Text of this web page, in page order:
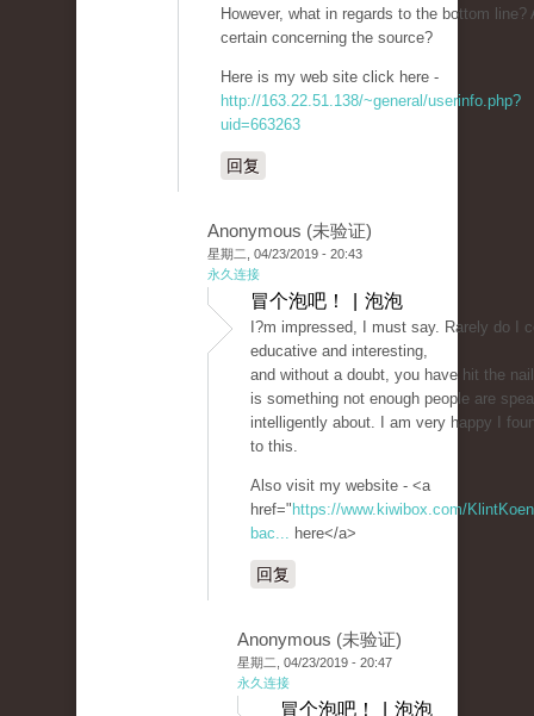
However, what in regards to the bottom line?
certain concerning the source?
Here is my web site click here -
http://163.22.51.138/~general/userinfo.php?
uid=663263
回复
Anonymous (未验证)
星期二, 04/23/2019 - 20:43
永久连接
冒个泡吧！ | 泡泡
I?m impressed, I must say. Rarely do I
educative and interesting,
and without a doubt, you have hit the
is something not enough people are
intelligently about. I am very happy I
to this.
Also visit my website - <a
href=" https://www.kiwibox.com/
bac... here</a>
回复
Anonymous (未验证)
星期二, 04/23/2019 - 20:47
永久连接
冒个泡吧！ | 泡泡